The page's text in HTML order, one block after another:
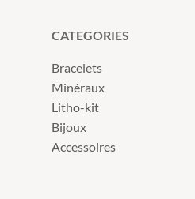
CATEGORIES
Bracelets
Minéraux
Litho-kit
Bijoux
Accessoires